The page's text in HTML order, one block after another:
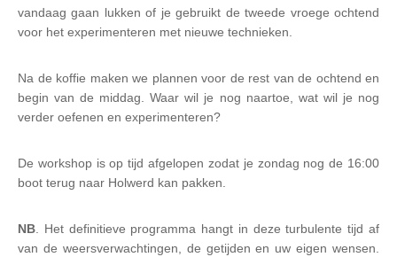
vandaag gaan lukken of je gebruikt de tweede vroege ochtend
voor het experimenteren met nieuwe technieken.
Na de koffie maken we plannen voor de rest van de ochtend en
begin van de middag. Waar wil je nog naartoe, wat wil je nog
verder oefenen en experimenteren?
De workshop is op tijd afgelopen zodat je zondag nog de 16:00
boot terug naar Holwerd kan pakken.
NB . Het definitieve programma hangt in deze turbulente tijd af
van de weersverwachtingen, de getijden en uw eigen wensen.